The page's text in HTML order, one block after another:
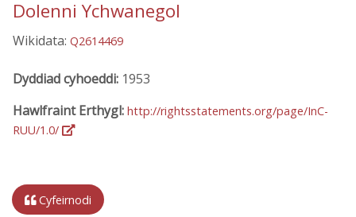
Dolenni Ychwanegol
Wikidata: Q2614469
Dyddiad cyhoeddi: 1953
Hawlfraint Erthygl: http://rightsstatements.org/page/InC-
RUU/1.0/
Cyfeirnodi